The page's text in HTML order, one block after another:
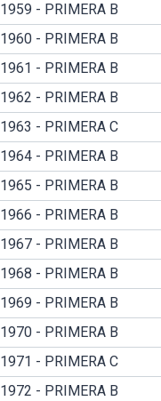
1959 - PRIMERA B
1960 - PRIMERA B
1961 - PRIMERA B
1962 - PRIMERA B
1963 - PRIMERA C
1964 - PRIMERA B
1965 - PRIMERA B
1966 - PRIMERA B
1967 - PRIMERA B
1968 - PRIMERA B
1969 - PRIMERA B
1970 - PRIMERA B
1971 - PRIMERA C
1972 - PRIMERA B